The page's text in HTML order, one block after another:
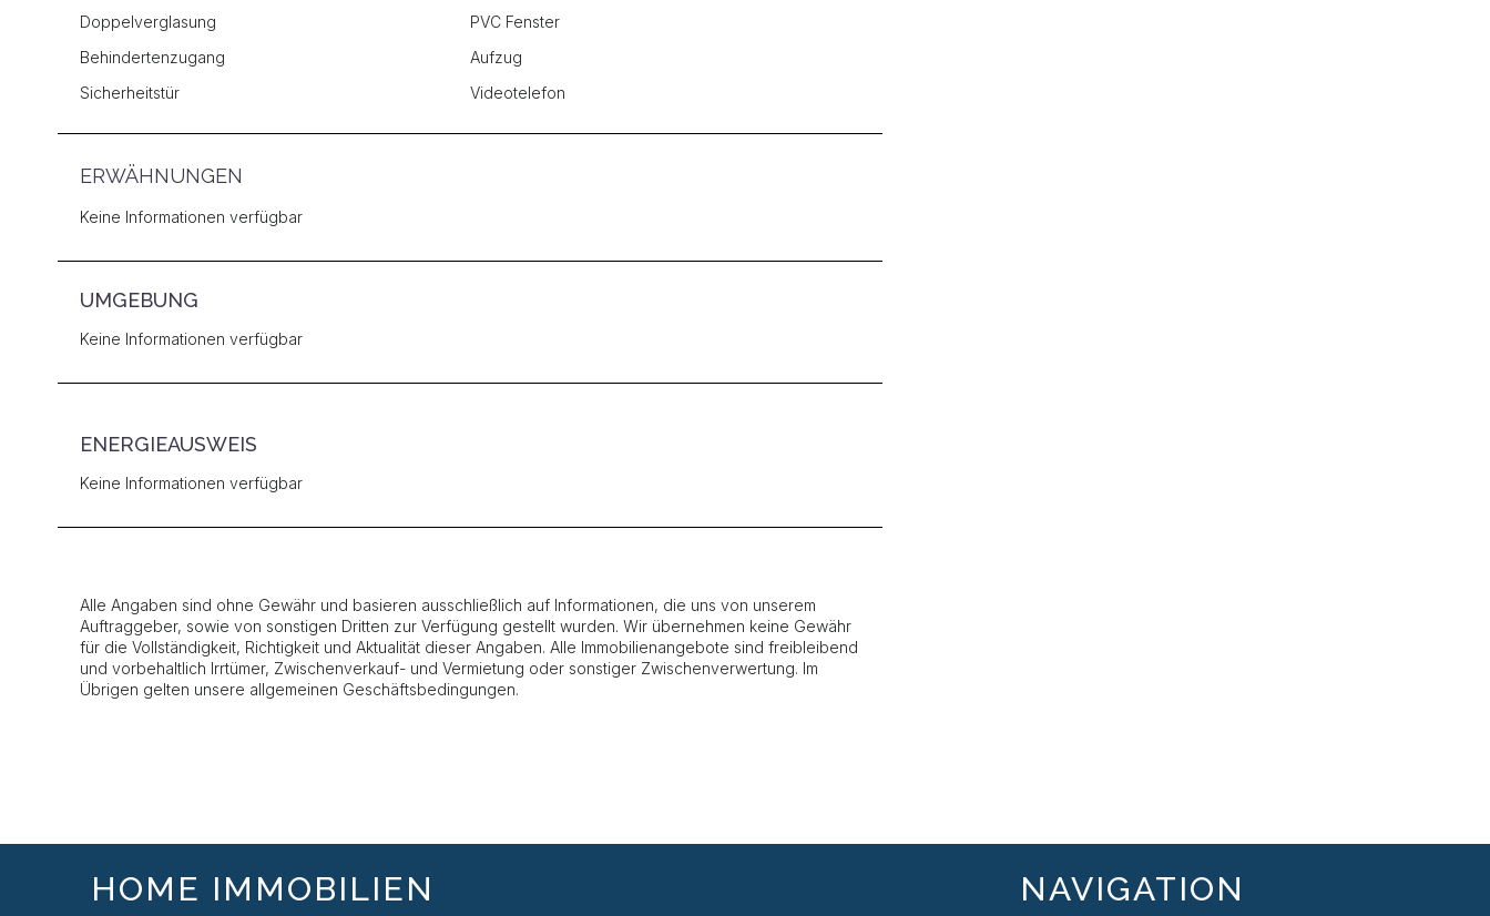
Doppelverglasung
PVC Fenster
Behindertenzugang
Aufzug
Sicherheitstür
Videotelefon
ERWÄHNUNGEN
Keine Informationen verfügbar
UMGEBUNG
Keine Informationen verfügbar
ENERGIEAUSWEIS
Keine Informationen verfügbar
Alle Angaben sind ohne Gewähr und basieren ausschließlich auf Informationen, die uns von unserem
Auftraggeber, sowie von sonstigen Dritten zur Verfügung gestellt wurden. Wir übernehmen keine Gewähr
für die Vollständigkeit, Richtigkeit und Aktualität dieser Angaben. Alle Immobilienangebote sind freibleibend
und vorbehaltlich Irrtümer, Zwischenverkauf- und Vermietung oder sonstiger Zwischenverwertung. Im
Übrigen gelten unsere allgemeinen Geschäftsbedingungen.
HOME IMMOBILIEN NAVIGATION